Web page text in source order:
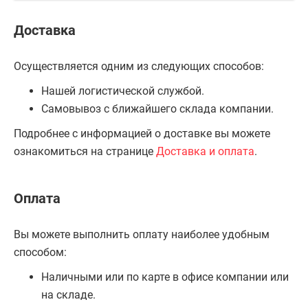
Доставка
Осуществляется одним из следующих способов:
Нашей логистической службой.
Самовывоз с ближайшего склада компании.
Подробнее с информацией о доставке вы можете
ознакомиться на странице Доставка и оплата.
Оплата
Вы можете выполнить оплату наиболее удобным
способом:
Наличными или по карте в офисе компании или
на складе.